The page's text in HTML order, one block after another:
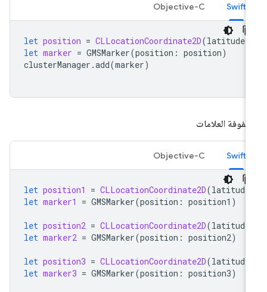
Swift
Objective-C
let position = CLLocationCoordinate2D(latitude
let marker = GMSMarker(position: position
clusterManager.add(marker
العلامات
Swift
Objective-C
let position1 = CLLocationCoordinate2D(latitude
let marker1 = GMSMarker(position: position1
let position2 = CLLocationCoordinate2D(latitude
let marker2 = GMSMarker(position: position2
let position3 = CLLocationCoordinate2D(latitude
let marker3 = GMSMarker(position: position3